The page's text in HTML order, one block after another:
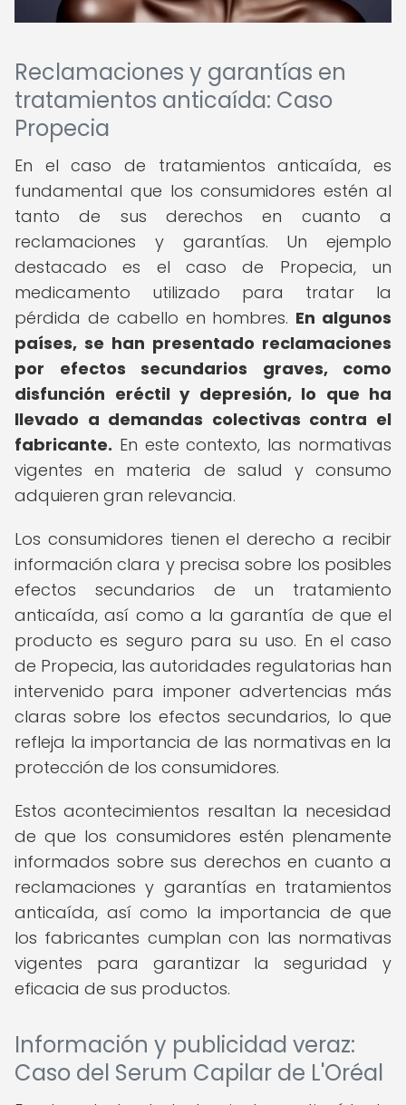
Reclamaciones y garantías en
tratamientos anticaída: Caso
Propecia
En el caso de tratamientos anticaída, es
fundamental que los consumidores estén al
tanto de sus derechos en cuanto a
reclamaciones y garantías. Un ejemplo
destacado es el caso de Propecia, un
medicamento utilizado para tratar la
pérdida de cabello en hombres. En algunos
países, se han presentado reclamaciones
por efectos secundarios graves, como
disfunción eréctil y depresión, lo que ha
llevado a demandas colectivas contra el
fabricante. En este contexto, las normativas
vigentes en materia de salud y consumo
adquieren gran relevancia.
Los consumidores tienen el derecho a recibir
información clara y precisa sobre los posibles
efectos secundarios de un tratamiento
anticaída, así como a la garantía de que el
producto es seguro para su uso. En el caso
de Propecia, las autoridades regulatorias han
intervenido para imponer advertencias más
claras sobre los efectos secundarios, lo que
refleja la importancia de las normativas en la
protección de los consumidores.
Estos acontecimientos resaltan la necesidad
de que los consumidores estén plenamente
informados sobre sus derechos en cuanto a
reclamaciones y garantías en tratamientos
anticaída, así como la importancia de que
los fabricantes cumplan con las normativas
vigentes para garantizar la seguridad y
eficacia de sus productos.
Información y publicidad veraz:
Caso del Serum Capilar de L'Oréal